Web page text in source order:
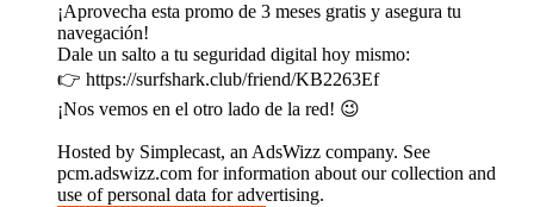
¡Aprovecha esta promo de 3 meses gratis y asegura tu
navegación!
Dale un salto a tu seguridad digital hoy mismo:
👉 https://surfshark.club/friend/KB2263Ef
¡Nos vemos en el otro lado de la red! 😉
Hosted by Simplecast, an AdsWizz company. See
pcm.adswizz.com for information about our collection and
use of personal data for advertising.